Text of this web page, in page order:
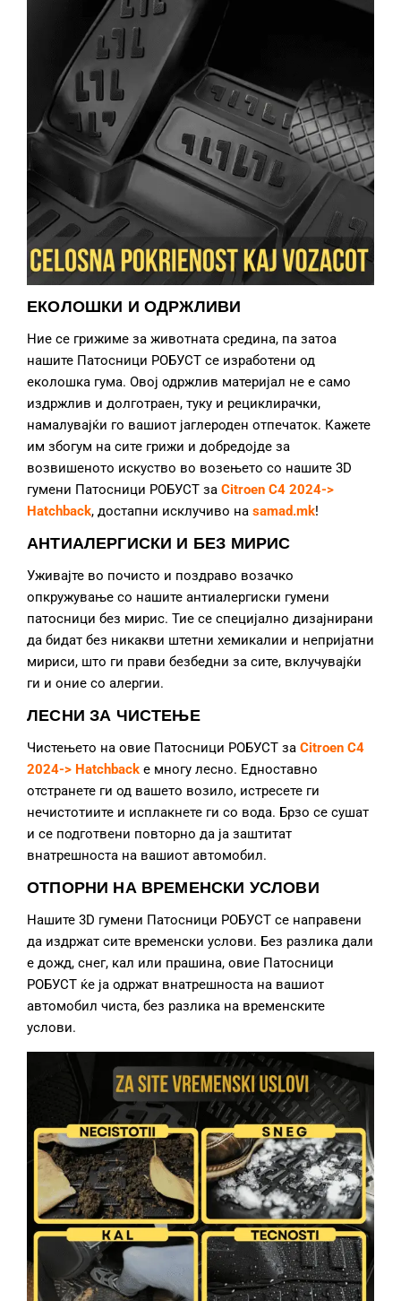
ЕКОЛОШКИ И ОДРЖЛИВИ
Ние се грижиме за животната средина, па затоа
нашите Патосници РОБУСТ се изработени од
еколошка гума. Овој одржлив материјал не е само
издржлив и долготраен, туку и рециклирачки,
намалувајќи го вашиот јаглероден отпечаток. Кажете
им збогум на сите грижи и добредојде за
возвишеното искуство во возењето со нашите 3D
гумени Патосници РОБУСТ за Citroen C4 2024->
Hatchback, достапни исклучиво на samad.mk!
АНТИАЛЕРГИСКИ И БЕЗ МИРИС
Уживајте во почисто и поздраво возачко
опкружување со нашите антиалергиски гумени
патосници без мирис. Тие се специјално дизајнирани
да бидат без никакви штетни хемикалии и непријатни
мириси, што ги прави безбедни за сите, вклучувајќи
ги и оние со алергии.
ЛЕСНИ ЗА ЧИСТЕЊЕ
Чистењето на овие Патосници РОБУСТ за Citroen C4
2024-> Hatchback е многу лесно. Едноставно
отстранете ги од вашето возило, истресете ги
нечистотиите и исплакнете ги со вода. Брзо се сушат
и се подготвени повторно да ја заштитат
внатрешноста на вашиот автомобил.
ОТПОРНИ НА ВРЕМЕНСКИ УСЛОВИ
Нашите 3D гумени Патосници РОБУСТ се направени
да издржат сите временски услови. Без разлика дали
е дожд, снег, кал или прашина, овие Патосници
РОБУСТ ќе ја одржат внатрешноста на вашиот
автомобил чиста, без разлика на временските
услови.